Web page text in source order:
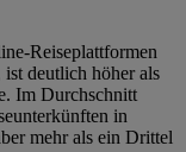
Reiseplattformen
deutlich höher als
Im Durchschnitt
in
mehr als ein Drittel